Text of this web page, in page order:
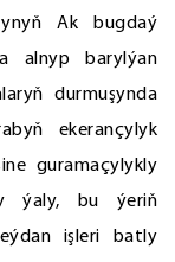
Ak bugdaý
alnyp barylýan
durmuşynda
ekerançylyk
guramaçylykly
ýaly, bu ýeriň
işleri batly